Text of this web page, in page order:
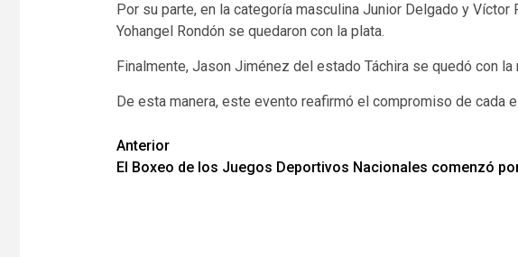
Por su parte, en la categoría masculina Junior Delgado y
Yohangel Rondón se quedaron con la plata.
Finalmente, Jason Jiménez del estado Táchira se quedó con
De esta manera, este evento reafirmó el compromiso de cada
Navegación
de
Anterior
El Boxeo de los Juegos Deportivos Nacionales comenzó